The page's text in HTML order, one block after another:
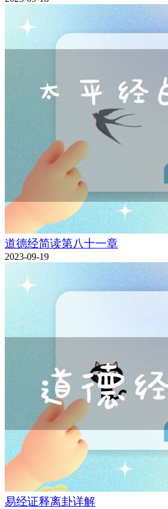
道德经简读第八十一章
2023-09-19
易经证释离卦详解